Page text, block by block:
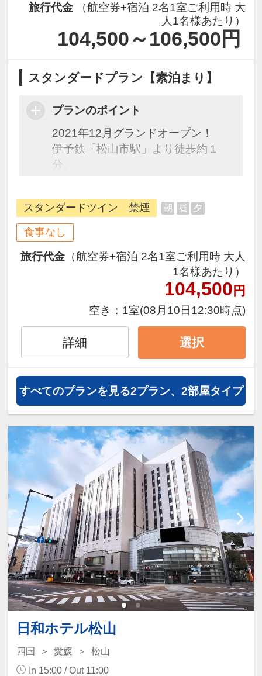
旅行代金
（航空券+宿泊 2名1室ご利用時 大
人1名様あたり）
104,500～106,500 円
スタンダードプラン【素泊まり】
プランのポイント
2021年12月グランドオープン！
伊予鉄「松山市駅」より徒歩約１
分。
ホテルです。
※こちらのプランには朝食はつきま
せん。
ご朝食をご希望の場合別途フロント
にてお申し付けください。
・伊予鉄「松山市駅」より徒歩1分
・松山空港から空港リムジンバスで
・松山自動車道「松山IC」より車で
提携駐車場：伊予鉄市駅西駐車場
※駐車料金はホテルの自動チェック
イン機にてご精算いただき、
駐車券をフロントへご提示くださ
い。
[客室]
・全室禁煙
・シモンズ社製ポケットコイルベッ
ト
・加湿機能付き空気清浄機
・全室Wi-Fi完備
[３F大浴場]
・営業時間 6：00AM～10：00AM
/ 15：00P～25：00PM
男性浴場にスチームサウナ・女性浴
場にミストサウナあり
家族風呂あり（予約制/60分 3,000
円）
スタンダードツイン 禁煙 朝 昼 夕
食事なし
旅行代金 （航空券+宿泊 2名1室ご利用時 大人
1名様あたり）
104,500 円
空き： 1室(08月10日12:30時点)
詳細 選択
すべてのプランを見る2プラン、2部屋タイプ
日和ホテル松山
四国 愛媛
松山
In 15:00 / Out 11:00